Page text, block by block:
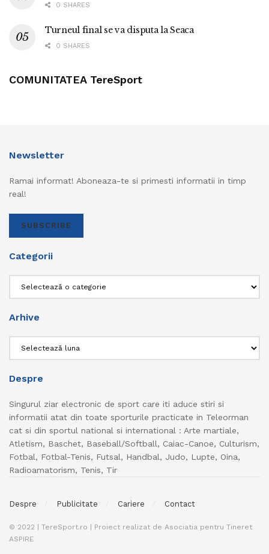
0 SHARES
Turneul final se va disputa la Seaca
0 SHARES
COMUNITATEA TereSport
Newsletter
Ramai informat! Aboneaza-te si primesti informatii in timp
real!
SUBSCRIBE
Categorii
Arhive
Despre
Singurul ziar electronic de sport care iti aduce stiri si
informatii atat din toate sporturile practicate in Teleorman
cat si din sportul national si international : Arte martiale,
Atletism, Baschet, Baseball/Softball, Caiac-Canoe, Culturism,
Fotbal, Fotbal-Tenis, Futsal, Handbal, Judo, Lupte, Oina,
Radioamatorism, Tenis, Tir
Despre Publicitate Cariere Contact
© 2022 | TereSport.ro | Proiect realizat de Asociatia pentru Tineret
ASPIRE